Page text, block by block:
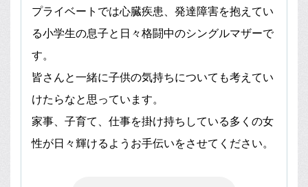
プライベートでは心臓疾患、発達障害を抱えてい
る小学生の息子と日々格闘中のシングルマザーで
す。
皆さんと一緒に子供の気持ちについても考えてい
けたらなと思っています。
家事、子育て、仕事を掛け持ちしている多くの女
性が日々輝けるようお手伝いをさせてください。